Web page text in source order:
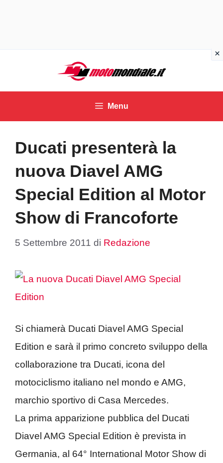
contenuto
Menu
Ducati presenterà la
nuova Diavel AMG
Special Edition al Motor
Show di Francoforte
5 Settembre 2011 di Redazione
Si chiamerà Ducati Diavel AMG Special
Edition e sarà il primo concreto sviluppo della
collaborazione tra Ducati, icona del
motociclismo italiano nel mondo e AMG,
marchio sportivo di Casa Mercedes.
La prima apparizione pubblica del Ducati
Diavel AMG Special Edition è prevista in
Germania, al 64° International Motor Show di